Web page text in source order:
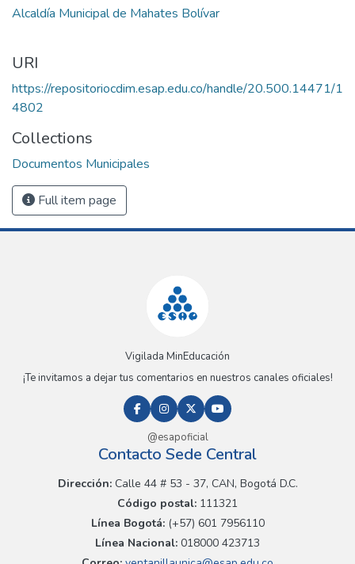
Alcaldía Municipal de Mahates Bolívar
URI
https://repositoriocdim.esap.edu.co/handle/20.500.14471/1
4802
Collections
Documentos Municipales
Full item page
Vigilada MinEducación
¡Te invitamos a dejar tus comentarios en nuestros canales oficiales!
@esapoficial
Contacto Sede Central
Dirección:Calle 44 # 53 - 37, CAN, Bogotá D.C.
Código postal: 111321
Línea Bogotá:(+57) 601 7956110
Línea Nacional: 018000 423713